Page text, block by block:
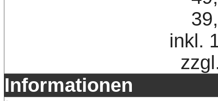
inkl.
Informationen